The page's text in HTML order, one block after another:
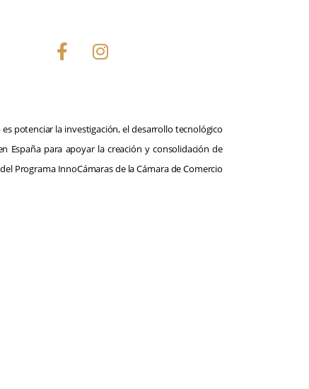
potenciar la investigación, el desarrollo tecnológico
España para apoyar la creación y consolidación de
Programa InnoCámaras de la Cámara de Comercio